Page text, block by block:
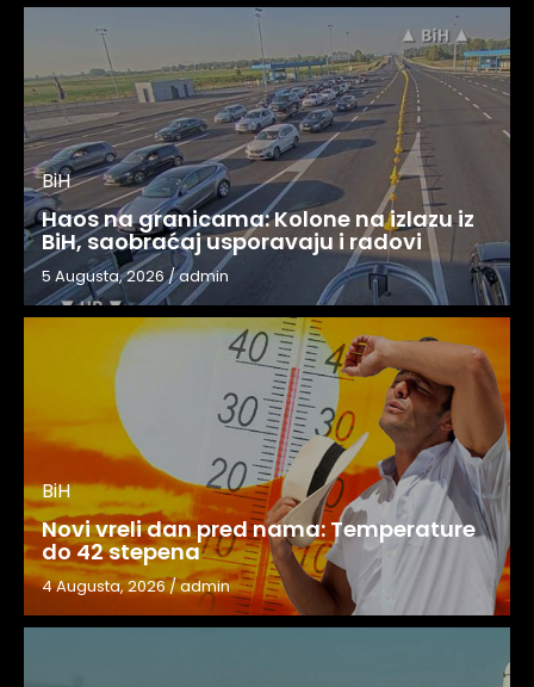
BiH
Haos na granicama: Kolone na izlazu iz
BiH, saobraćaj usporavaju i radovi
5 Augusta, 2026/admin
BiH
Novi vreli dan pred nama: Temperature
do 42 stepena
4 Augusta, 2026/admin